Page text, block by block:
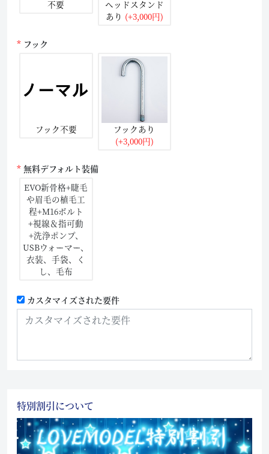
不要
ヘッドスタンド
あり (+3,000円)
フック
フック不要
フックあり
(+3,000円)
無料デフォルト装備
EVO新骨格+睫毛
や眉毛の植毛工
程+M16ボルト
+視線＆指可動
+洗浄ポンプ、
USBウォーマー、
衣装、手袋、く
し、毛布
カスタマイズされた要件
特別割引について